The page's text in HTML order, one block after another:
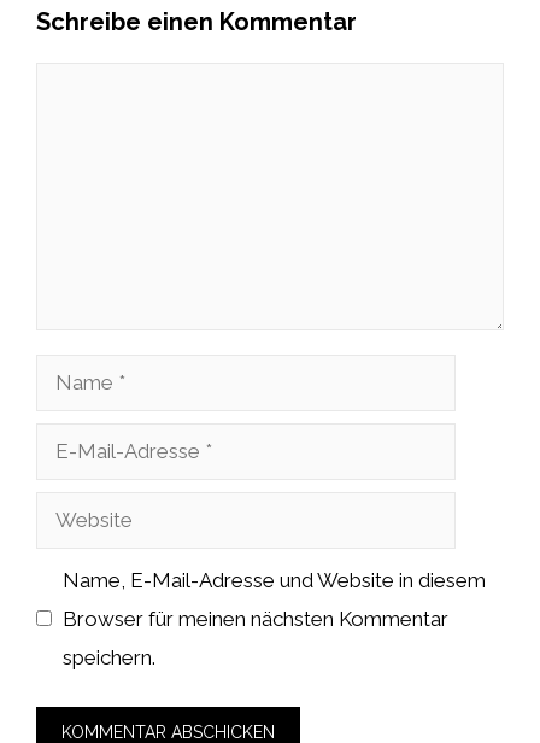
Schreibe einen Kommentar
Name
Adresse
Website
Name, E-Mail-Adresse und Website in diesem
Browser für meinen nächsten Kommentar
speichern.